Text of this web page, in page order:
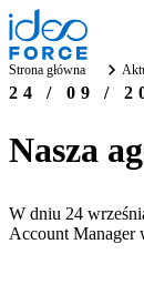
Strona główna
24 / 09 /
Nasza
W dniu 24
Account Manager